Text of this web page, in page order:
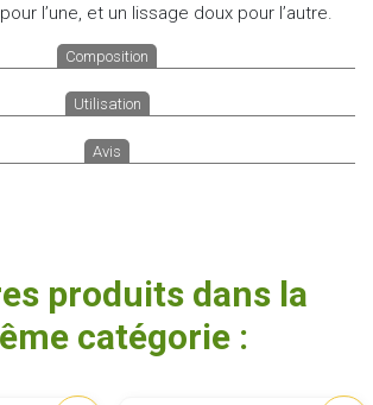
l’une, et un lissage doux pour l’autre.
Composition
Utilisation
Avis
produits dans la
catégorie :